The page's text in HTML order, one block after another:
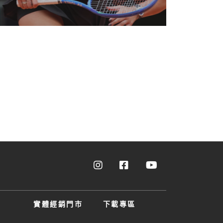
實體經銷門市 下載專區